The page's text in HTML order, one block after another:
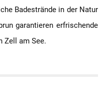
Badestrände in der Natur
garantieren erfrischende
Zell am See.